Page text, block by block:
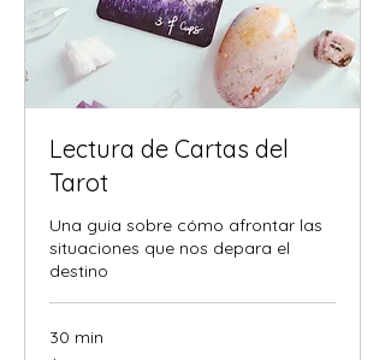
Lectura de Cartas del
Tarot
Una guia sobre cómo afrontar las
situaciones que nos depara el
destino
30 min